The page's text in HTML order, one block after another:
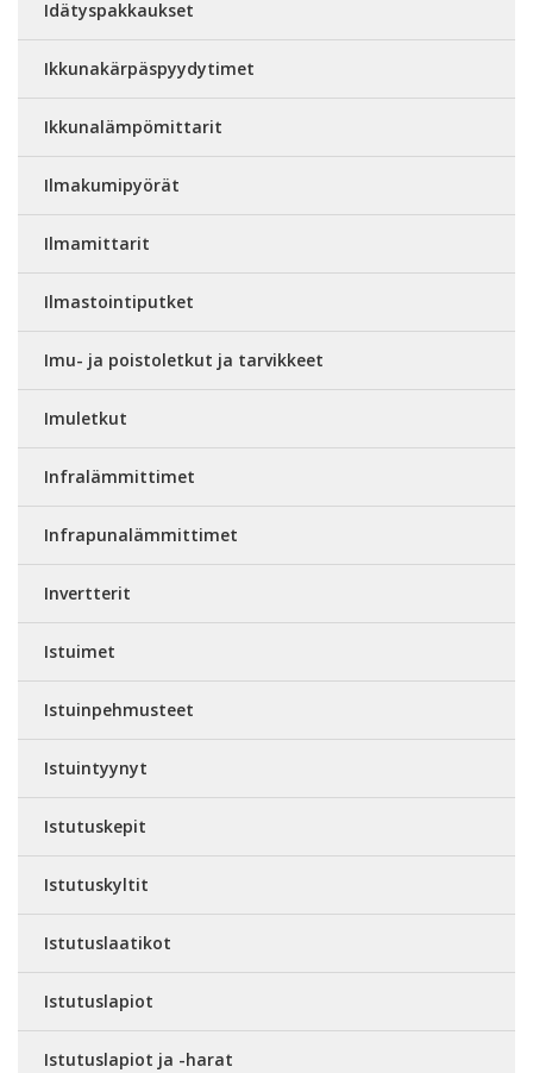
Idätyspakkaukset
Ikkunakärpäspyydytimet
Ikkunalämpömittarit
Ilmakumipyörät
Ilmamittarit
Ilmastointiputket
Imu- ja poistoletkut ja tarvikkeet
Imuletkut
Infralämmittimet
Infrapunalämmittimet
Invertterit
Istuimet
Istuinpehmusteet
Istuintyynyt
Istutuskepit
Istutuskyltit
Istutuslaatikot
Istutuslapiot
Istutuslapiot ja -harat